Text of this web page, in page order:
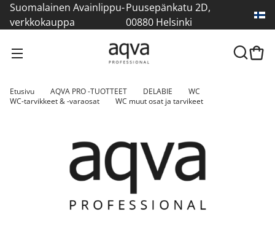
Suomalainen Avainlippu-
verkkokauppa
Puusepänkatu 2D,
00880 Helsinki
Etusivu AQVA PRO -TUOTTEET DELABIE
WC
WC-tarvikkeet & -varaosat
WC muut osat ja tarvikeet